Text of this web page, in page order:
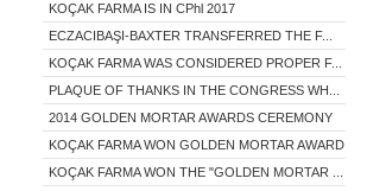
KOÇAK FARMA IS IN CPhl 2017
ECZACIBAŞI-BAXTER TRANSFERRED THE F...
KOÇAK FARMA WAS CONSIDERED PROPER F...
PLAQUE OF THANKS IN THE CONGRESS WH...
2014 GOLDEN MORTAR AWARDS CEREMONY
KOÇAK FARMA WON GOLDEN MORTAR AWARD...
KOÇAK FARMA WON THE "GOLDEN MORTAR ...